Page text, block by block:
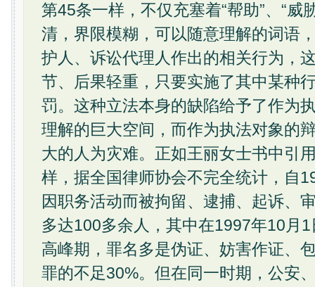
第45条一样，不仅充塞着“帮助”、“威
清，界限模糊，可以随意理解的词语
护人、诉讼代理人作出的相关行为，
节、后果轻重，只要实施了其中某种
罚。这种立法本身的缺陷给予了作为
理解的巨大空间，而作为执法对象的
大的人为灾难。正如王丽女士书中引
样，据全国律师协会不完全统计，自
因职务活动而被拘留、逮捕、起诉、
多达100多余人，其中在1997年10月
高峰期，罪名多是伪证、妨害作证、
罪的不足30%。但在同一时期，公安